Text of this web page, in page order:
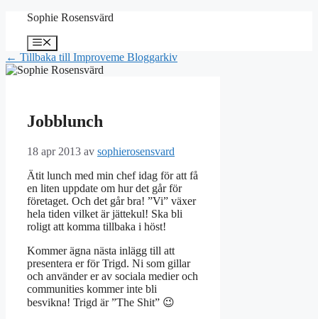
Hoppa
innehåll
Sophie Rosensvärd
Meny
← Tillbaka till Improveme Bloggarkiv
Jobblunch
18 apr 2013 av sophierosensvard
Ätit lunch med min chef idag för att få
en liten uppdate om hur det går för
företaget. Och det går bra! ”Vi” växer
hela tiden vilket är jättekul! Ska bli
roligt att komma tillbaka i höst!
Kommer ägna nästa inlägg till att
presentera er för Trigd. Ni som gillar
och använder er av sociala medier och
communities kommer inte bli
besvikna! Trigd är ”The Shit” 😉